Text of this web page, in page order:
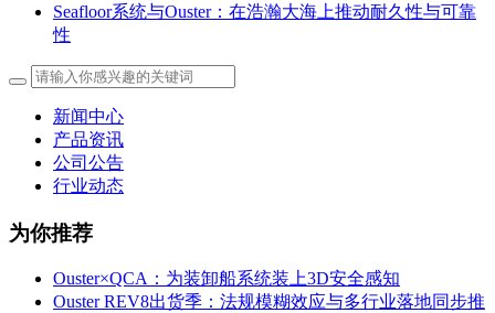
Seafloor系统与Ouster：在浩瀚大海上推动耐久性与可靠
性
新闻中心
产品资讯
公司公告
行业动态
为你推荐
Ouster×QCA：为装卸船系统装上3D安全感知
Ouster REV8出货季：法规模糊效应与多行业落地同步推